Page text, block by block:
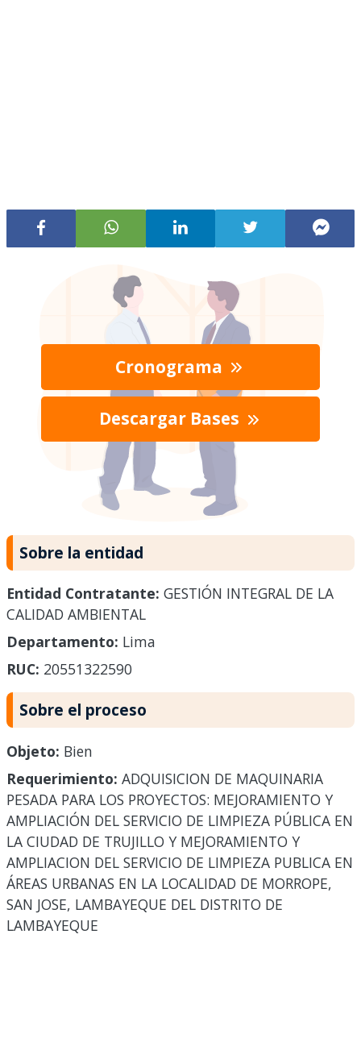
Cronograma
Descargar Bases
Sobre la entidad
Entidad Contratante: GESTIÓN INTEGRAL DE LA
CALIDAD AMBIENTAL
Departamento: Lima
RUC: 20551322590
Sobre el proceso
Objeto: Bien
Requerimiento: ADQUISICION DE MAQUINARIA
PESADA PARA LOS PROYECTOS: MEJORAMIENTO Y
AMPLIACIÓN DEL SERVICIO DE LIMPIEZA PÚBLICA EN
LA CIUDAD DE TRUJILLO Y MEJORAMIENTO Y
AMPLIACION DEL SERVICIO DE LIMPIEZA PUBLICA EN
ÁREAS URBANAS EN LA LOCALIDAD DE MORROPE,
SAN JOSE, LAMBAYEQUE DEL DISTRITO DE
LAMBAYEQUE